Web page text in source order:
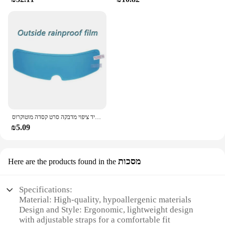
חדש אוניברסלי אופנוע קסדה ברור סרט נגד ערפל וגשם סרט עמיד ננו עמיד ציפוי מדבקה סרט קסדה מוטוקרוס
₪5.09
Here are the products found in the מסכות
Specifications:
Material: High-quality, hypoallergenic materials
Design and Style: Ergonomic, lightweight design
with adjustable straps for a comfortable fit